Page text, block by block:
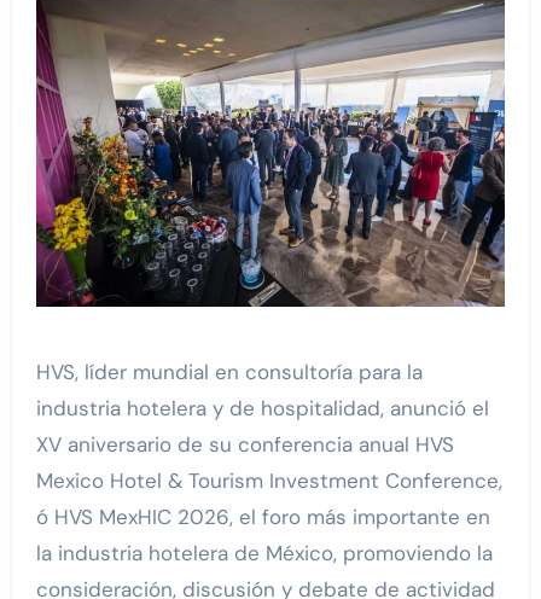
HVS, líder mundial en consultoría para la
industria hotelera y de hospitalidad, anunció el
XV aniversario de su conferencia anual HVS
Mexico Hotel & Tourism Investment Conference,
ó HVS MexHIC 2026, el foro más importante en
la industria hotelera de México, promoviendo la
consideración, discusión y debate de actividad